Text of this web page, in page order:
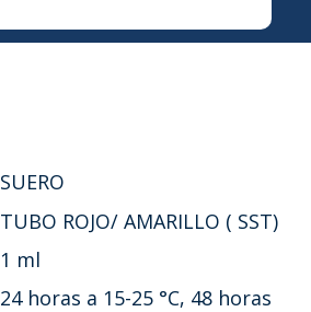
SUERO
TUBO ROJO/ AMARILLO ( SST)
1 ml
24 horas a 15-25 °C, 48 horas